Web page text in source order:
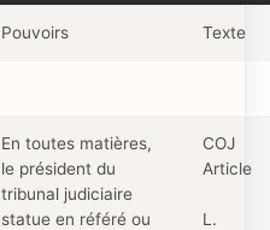
Pouvoirs Texte
En toutes matières,
le président du
tribunal judiciaire
statue en référé ou
COJ
Article
L.